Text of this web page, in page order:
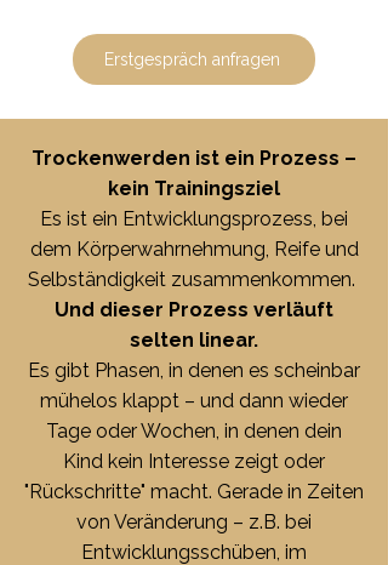
Erstgespräch anfragen
Trockenwerden ist ein Prozess –
kein Trainingsziel
Es ist ein Entwicklungsprozess, bei
dem Körperwahrnehmung, Reife und
Selbständigkeit zusammenkommen.
Und dieser Prozess verläuft
selten linear.
Es gibt Phasen, in denen es scheinbar
mühelos klappt – und dann wieder
Tage oder Wochen, in denen dein
Kind kein Interesse zeigt oder
"Rückschritte" macht. Gerade in Zeiten
von Veränderung – z.B. bei
Entwicklungsschüben, im